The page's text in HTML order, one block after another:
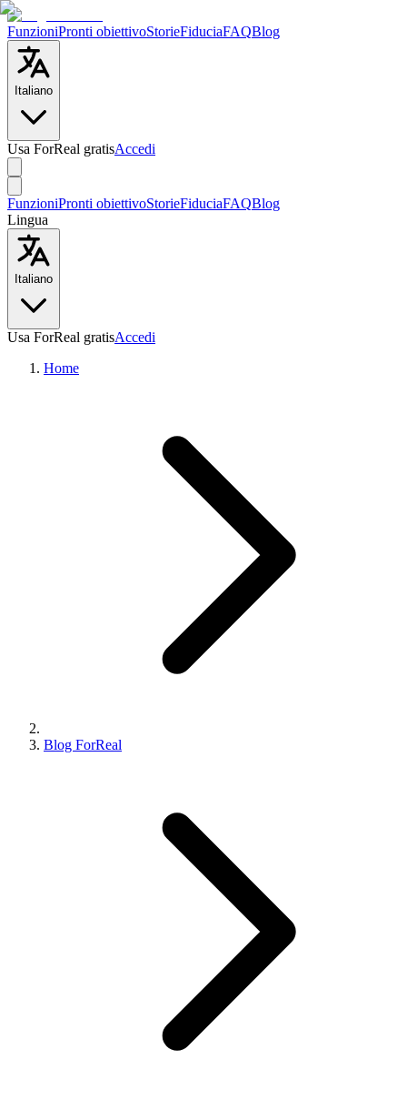
FunzioniPronti obiettivoStorieFiduciaFAQBlog
Italiano
Usa ForReal gratisAccedi
FunzioniPronti obiettivoStorieFiduciaFAQBlog
Lingua
Italiano
Usa ForReal gratisAccedi
Home
Blog ForReal